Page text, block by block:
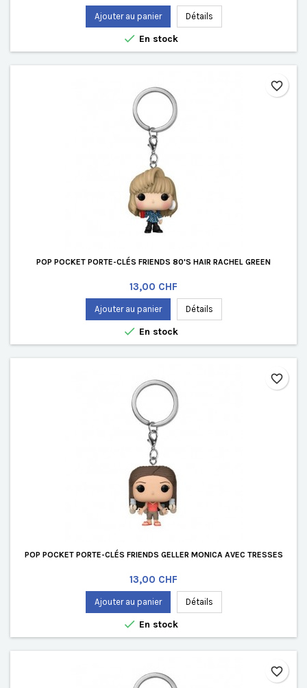
Ajouter au panier Détails
 En stock
POP POCKET PORTE-CLÉS FRIENDS 80'S HAIR RACHEL GREEN
Prix
13,00 CHF
Ajouter au panier Détails
 En stock
favorite_border
POP POCKET PORTE-CLÉS FRIENDS GELLER MONICA AVEC TRESSES
Prix
13,00 CHF
Ajouter au panier Détails
 En stock
favorite_border
favorite_border